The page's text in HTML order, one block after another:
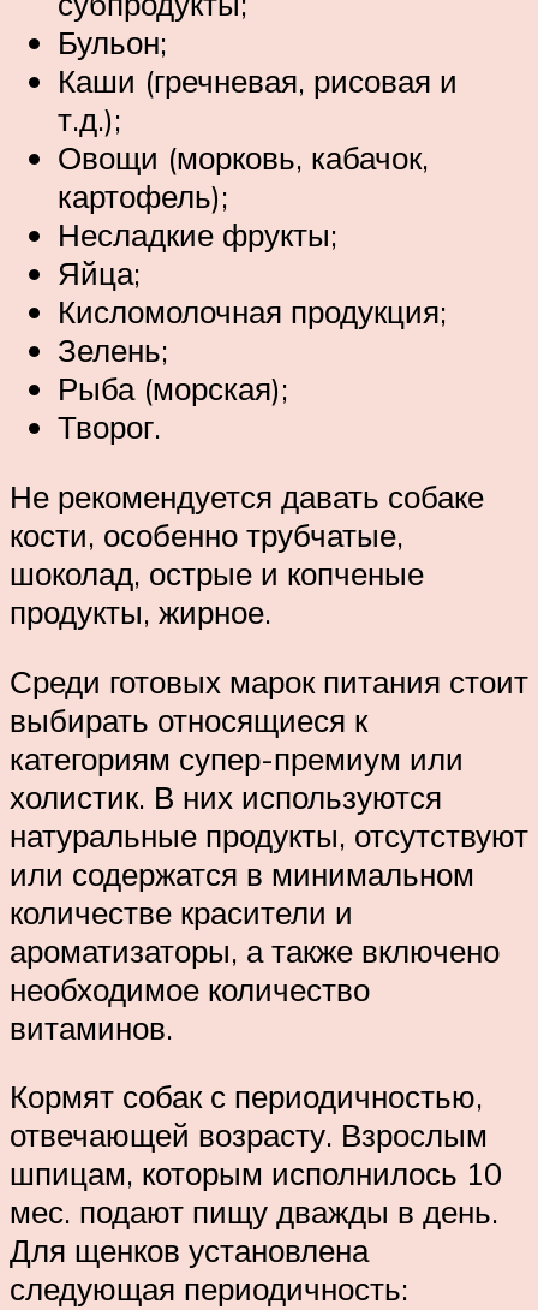
Бульон;
Каши (гречневая, рисовая и
т.д.);
Овощи (морковь, кабачок,
картофель);
Несладкие фрукты;
Яйца;
Кисломолочная продукция;
Зелень;
Рыба (морская);
Творог.
Не рекомендуется давать собаке
кости, особенно трубчатые,
шоколад, острые и копченые
продукты, жирное.
Среди готовых марок питания стоит
выбирать относящиеся к
категориям супер-премиум или
холистик. В них используются
натуральные продукты, отсутствуют
или содержатся в минимальном
количестве красители и
ароматизаторы, а также включено
необходимое количество
витаминов.
Кормят собак с периодичностью,
отвечающей возрасту. Взрослым
шпицам, которым исполнилось 10
мес. подают пищу дважды в день.
Для щенков установлена
следующая периодичность: